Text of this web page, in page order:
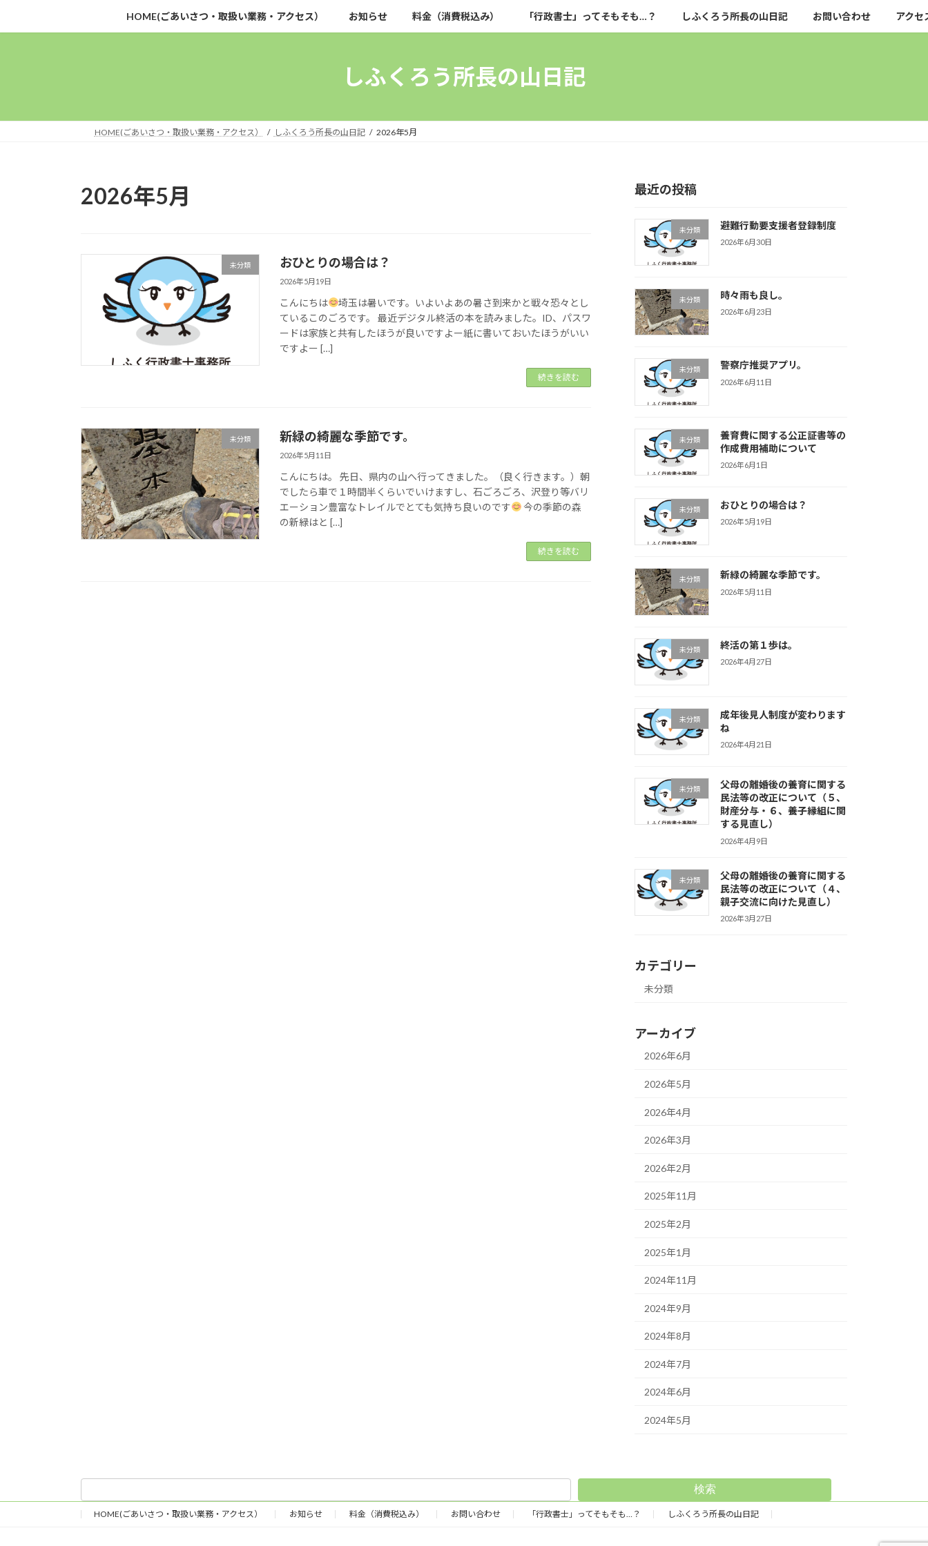
キ
に
HOME(ごあいさつ・取扱い業務・アクセス） お知らせ 料金（消費税込み） 「行政書士」ってそもそも…？ しふくろう所長の山日記 お問い合わせ アクセ
しふくろう所長の山日記
HOME(ごあいさつ・取扱い業務・アクセス） しふくろう所長の山日記 2026年5月
2026年5月
未分類 おひとりの場合は？
2026年5月19日
こんにちは
埼玉は暑いです。いよいよあの暑さ到来かと戦々恐々とし
ているこのごろです。 最近デジタル終活の本を読みました。ID、パスワ
ードは家族と共有したほうが良いですよー紙に書いておいたほうがいい
ですよー […]
続きを読む
未分類 新緑の綺麗な季節です。
2026年5月11日
こんにちは。 先日、県内の山へ行ってきました。（良く行きます。）朝
でしたら車で１時間半くらいでいけますし、石ごろごろ、沢登り等バリ
エーション豊富なトレイルでとても気持ち良いのです
今の季節の森
の新緑はと […]
続きを読む
最近の投稿
未分類 避難行動要支援者登録制度
2026年6月30日
未分類 時々雨も良し。
2026年6月23日
未分類 警察庁推奨アプリ。
2026年6月11日
未分類
養育費に関する公正証書等の
作成費用補助について
2026年6月1日
未分類 おひとりの場合は？
2026年5月19日
未分類 新緑の綺麗な季節です。
2026年5月11日
未分類 終活の第１歩は。
2026年4月27日
未分類
成年後見人制度が変わります
ね
2026年4月21日
未分類
父母の離婚後の養育に関する
民法等の改正について（５、
財産分与・６、養子縁組に関
する見直し）
2026年4月9日
未分類
父母の離婚後の養育に関する
民法等の改正について（４、
親子交流に向けた見直し）
2026年3月27日
カテゴリー
未分類
アーカイブ
2026年6月
2026年5月
2026年4月
2026年3月
2026年2月
2025年11月
2025年2月
2025年1月
2024年11月
2024年9月
2024年8月
2024年7月
2024年6月
2024年5月
検索
HOME(ごあいさつ・取扱い業務・アクセス） お知らせ 料金（消費税込み） お問い合わせ 「行政書士」ってそもそも…？ しふくろう所長の山日記